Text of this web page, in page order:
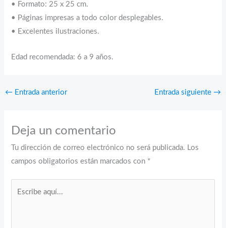
• Formato: 25 x 25 cm.
• Páginas impresas a todo color desplegables.
• Excelentes ilustraciones.
Edad recomendada: 6 a 9 años.
← Entrada anterior Entrada siguiente →
Deja un comentario
Tu dirección de correo electrónico no será publicada. Los
campos obligatorios están marcados con *